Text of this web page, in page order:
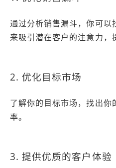
通过分析销售漏斗，你可
来吸引潜在客户的注意力，
2. 优化目标市场
了解你的目标市场，找出
率。
3. 提供优质的客户体验